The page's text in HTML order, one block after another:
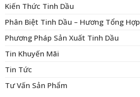
Kiến Thức Tinh Dầu
Phân Biệt Tinh Dầu – Hương Tổng Hợp
Phương Pháp Sản Xuất Tinh Dầu
Tin Khuyến Mãi
Tin Tức
Tư Vấn Sản Phẩm